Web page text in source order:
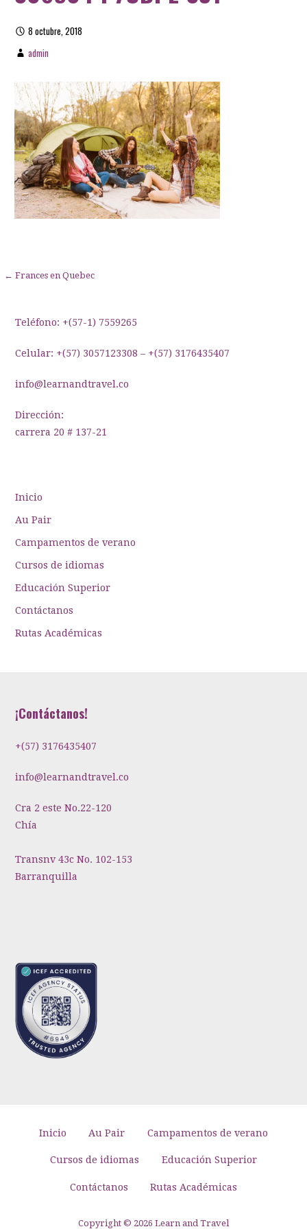
8 octubre, 2018
admin
Navegación
entradas
← Frances en Quebec
Teléfono: +(57-1) 7559265
Celular: +(57) 3057123308 – +(57) 3176435407
info@learnandtravel.co
Dirección:
carrera 20 # 137-21
Inicio
Au Pair
Campamentos de verano
Cursos de idiomas
Educación Superior
Contáctanos
Rutas Académicas
¡Contáctanos!
+(57) 3176435407
info@learnandtravel.co
Cra 2 este No.22-120
Chía
Transnv 43c No. 102-153
Barranquilla
Inicio Au Pair Campamentos de verano
Cursos de idiomas Educación Superior
Contáctanos Rutas Académicas
Copyright © 2026 Learn and Travel